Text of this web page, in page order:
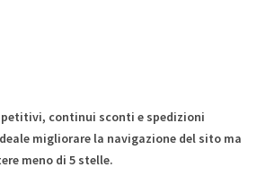
continui sconti e spedizioni
migliorare la navigazione del sito ma
meno di 5 stelle.